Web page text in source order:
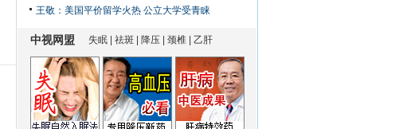
王敬：美国平价留学火热 公立大学受青睐